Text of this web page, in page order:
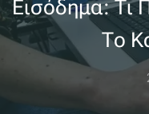
Εισόδημα: Τι
Το